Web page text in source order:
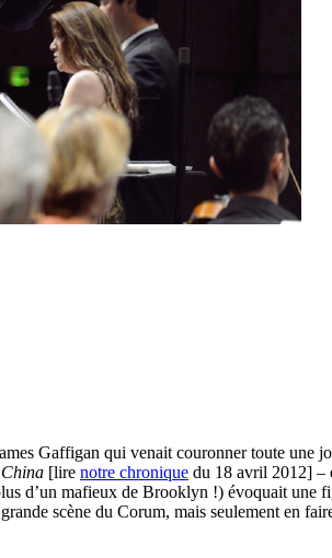
Gaffigan qui venait couronner toute une
[lire notre chronique du 18 avril 2012] –
d’un mafieux de Brooklyn !) évoquait une
scène du Corum, mais seulement en